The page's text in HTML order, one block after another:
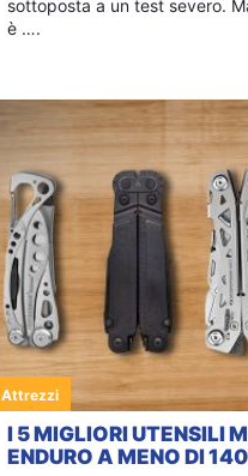
sottoposta a un test severo.
è ….
Attrezzi
I 5 MIGLIORI UTENSILI
ENDURO A MENO DI